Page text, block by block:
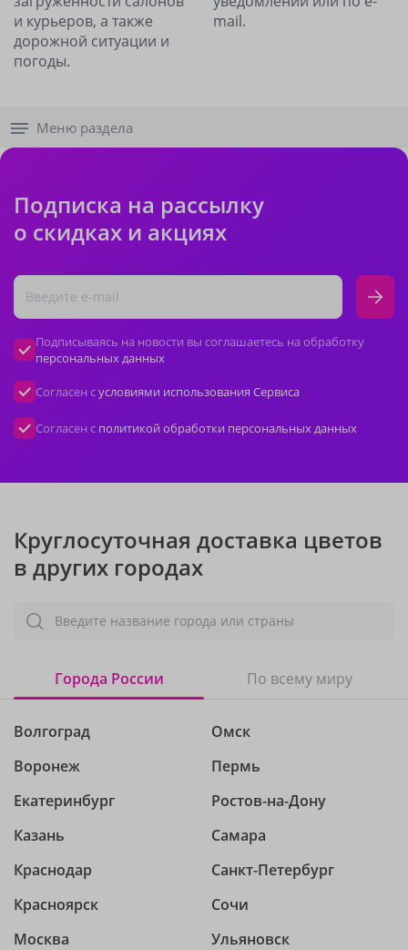
и курьеров, а также
дорожной ситуации и
погоды.
mail.
Меню раздела
Подписка на рассылку
о скидках и акциях
Подписываясь на новости вы соглашаетесь на обработку
персональных данных
Согласен сусловиями использования Сервиса
Согласен с политикой обработки персональных данных
Круглосуточная доставка цветов
в других городах
Введите название города или страны
Города России По всему миру
Волгоград
Воронеж
Екатеринбург
Казань
Краснодар
Красноярск
Москва
Омск
Пермь
Ростов-на-Дону
Самара
Санкт-Петербург
Сочи
Ульяновск